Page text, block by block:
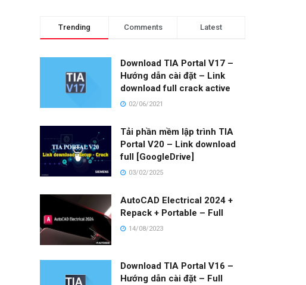
Trending Comments Latest
Download TIA Portal V17 –
Hướng dẫn cài đặt – Link
download full crack active
02/06/2021
Tải phần mềm lập trình TIA
Portal V20 – Link download
full [GoogleDrive]
03/02/2025
AutoCAD Electrical 2024 +
Repack + Portable – Full
14/08/2023
Download TIA Portal V16 –
Hướng dẫn cài đặt – Full